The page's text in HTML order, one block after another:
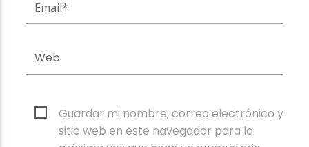
Guardar mi nombre, correo electrónico y
sitio web en este navegador para la